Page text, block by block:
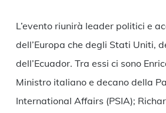
L’evento riunirà leader politici e
dell’Europa che degli Stati Uniti,
dell’Ecuador. Tra essi ci sono
Ministro italiano e decano della
International Affairs (PSIA);